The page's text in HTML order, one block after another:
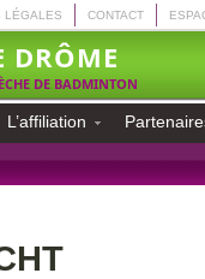
LÉGALES CONTACT
DRÔME
DE BADMINTON
L’affiliation